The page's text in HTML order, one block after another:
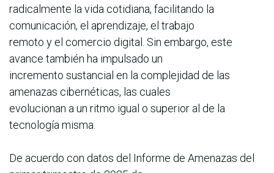
radicalmente la vida cotidiana, facilitando la
comunicación, el aprendizaje, el trabajo
remoto y el comercio digital. Sin embargo, este
avance también ha impulsado un
incremento sustancial en la complejidad de las
amenazas cibernéticas, las cuales
evolucionan a un ritmo igual o superior al de la
tecnología misma.
De acuerdo con datos del Informe de Amenazas del